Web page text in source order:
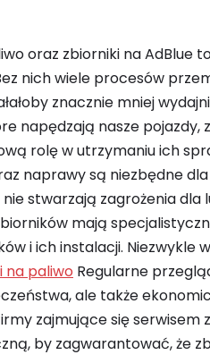
oraz zbiorniki na AdBlue
nich wiele procesów
znacznie mniej
napędzają nasze pojazdy,
rolę w utrzymaniu ich
naprawy są niezbędne
stwarzają zagrożenia
mają
i ich instalacji.
na paliwo Regularne
ale także
zajmujące się
by zagwarantować, że